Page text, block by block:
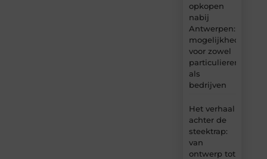
opkopen
nabij
Antwerpen:
mogelijkheden
voor zowel
particulieren
als
bedrijven
Het verhaal
achter de
steektrap:
van
ontwerp tot